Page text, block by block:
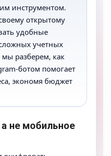
инструментом.
открытому
удобные
учетных
мы разберем, как
ботом помогает
экономя бюджет
не мобильное